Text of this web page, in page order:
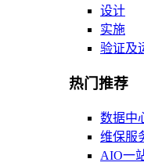
设计
实施
验证及
热门推荐
数据中
维保服
AIO一